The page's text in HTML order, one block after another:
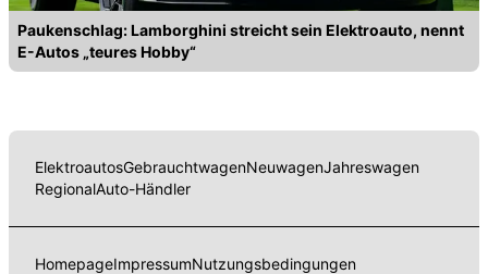
Paukenschlag: Lamborghini streicht sein Elektroauto, nennt
E-Autos „teures Hobby“
ElektroautosGebrauchtwagenNeuwagenJahreswagen
RegionalAuto-Händler
HomepageImpressumNutzungsbedingungen